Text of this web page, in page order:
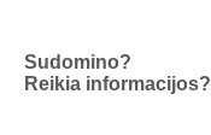
Sudomino?
Reikia informacijos?